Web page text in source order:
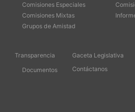
Comisiones Especiales
Comisiones Mixtas
Grupos de Amistad
Transparencia
Documentos
Gaceta Legislativa
Contáctanos